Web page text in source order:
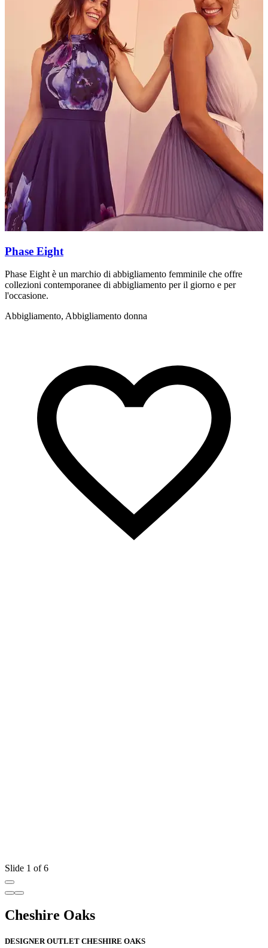
Phase Eight
Phase Eight è un marchio di abbigliamento femminile che offre
collezioni contemporanee di abbigliamento per il giorno e per
l'occasione.
Abbigliamento, Abbigliamento donna
Slide 1 of 6
Cheshire Oaks
DESIGNER OUTLET CHESHIRE OAKS